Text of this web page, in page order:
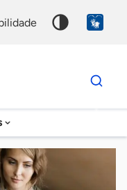
Dados
para
chave